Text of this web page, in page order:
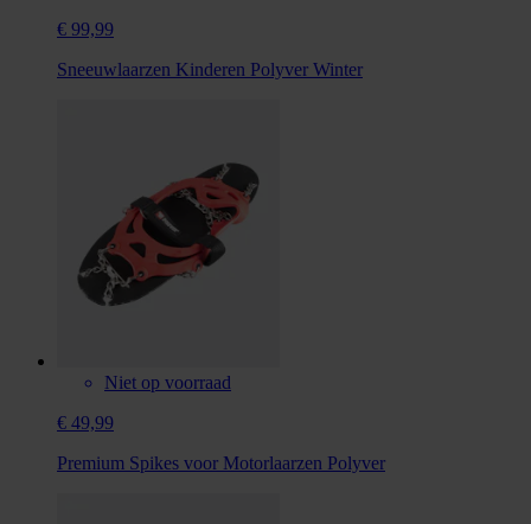
€ 99,99
Sneeuwlaarzen Kinderen Polyver Winter
Niet op voorraad
€ 49,99
Premium Spikes voor Motorlaarzen Polyver